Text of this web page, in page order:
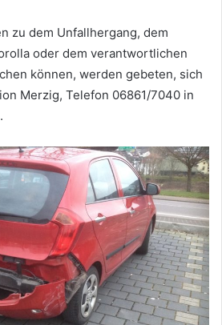
zu dem Unfallhergang, dem
oder dem verantwortlichen
können, werden gebeten, sich
Merzig, Telefon 06861/7040 in